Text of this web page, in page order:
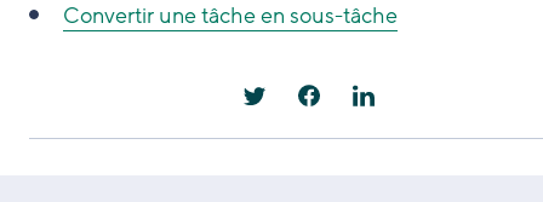
Convertir une tâche en sous-tâche